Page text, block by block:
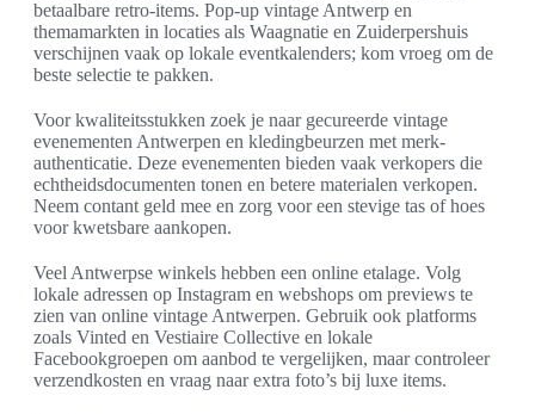
betaalbare retro-items. Pop-up vintage Antwerp en
themamarkten in locaties als Waagnatie en Zuiderpershuis
verschijnen vaak op lokale eventkalenders; kom vroeg om de
beste selectie te pakken.
Voor kwaliteitsstukken zoek je naar gecureerde vintage
evenementen Antwerpen en kledingbeurzen met merk-
authenticatie. Deze evenementen bieden vaak verkopers die
echtheidsdocumenten tonen en betere materialen verkopen.
Neem contant geld mee en zorg voor een stevige tas of hoes
voor kwetsbare aankopen.
Veel Antwerpse winkels hebben een online etalage. Volg
lokale adressen op Instagram en webshops om previews te
zien van online vintage Antwerpen. Gebruik ook platforms
zoals Vinted en Vestiaire Collective en lokale
Facebookgroepen om aanbod te vergelijken, maar controleer
verzendkosten en vraag naar extra foto’s bij luxe items.